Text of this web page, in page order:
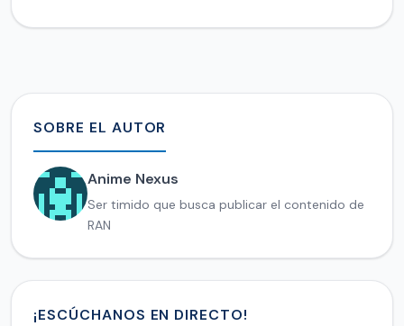
SOBRE EL AUTOR
Anime Nexus
Ser timido que busca publicar el contenido de
RAN
¡ESCÚCHANOS EN DIRECTO!